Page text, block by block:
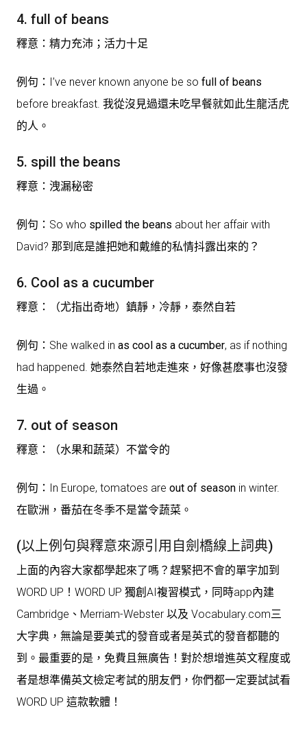
4. full of beans
釋意：精力充沛；活力十足
例句：I’ve never known anyone be so full of beans
before breakfast. 我從沒見過還未吃早餐就如此生龍活虎
的人。
5. spill the beans
釋意：洩漏秘密
例句：So who spilled the beans about her affair with
David? 那到底是誰把她和戴維的私情抖露出來的？
6. Cool as a cucumber
釋意：（尤指出奇地）鎮靜，冷靜，泰然自若
例句：She walked in as cool as a cucumber, as if nothing
had happened. 她泰然自若地走進來，好像甚麽事也沒發
生過。
7. out of season
釋意：（水果和蔬菜）不當令的
例句：In Europe, tomatoes are out of season in winter.
在歐洲，番茄在冬季不是當令蔬菜。
(以上例句與釋意來源引用自劍橋線上詞典)
上面的內容大家都學起來了嗎？趕緊把不會的單字加到
WORD UP！WORD UP 獨創AI複習模式，同時app內建
Cambridge、Merriam-Webster 以及 Vocabulary.com三
大字典，無論是要美式的發音或者是英式的發音都聽的
到。最重要的是，免費且無廣告！對於想增進英文程度或
者是想準備英文檢定考試的朋友們，你們都一定要試試看
WORD UP 這款軟體！